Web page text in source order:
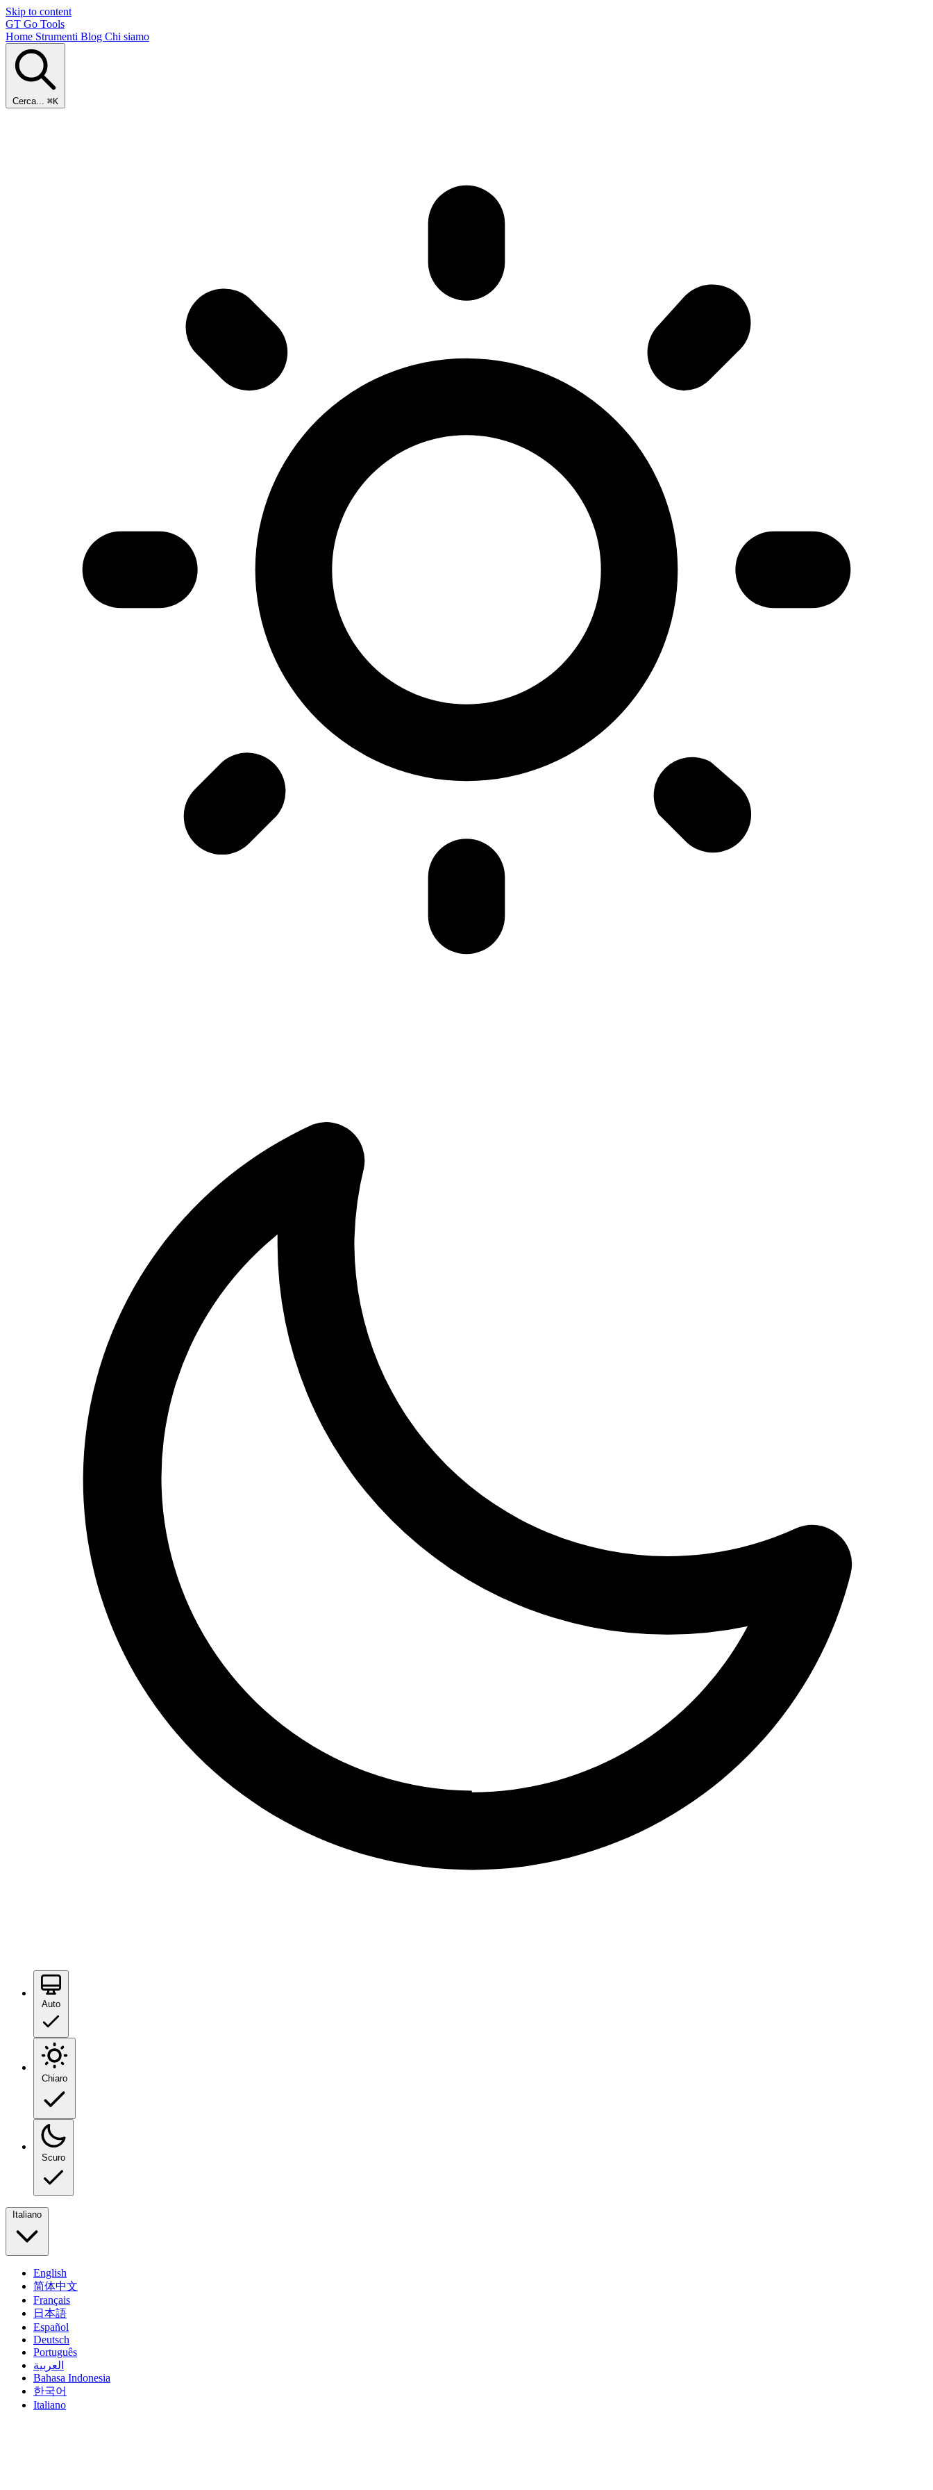
Skip to content
GT Go Tools
Home Strumenti Blog Chi siamo
Cerca... ⌘K
Auto
Chiaro
Scuro
Italiano
English
简体中文
Français
日本語
Español
Deutsch
Português
العربية
Bahasa Indonesia
한국어
Italiano